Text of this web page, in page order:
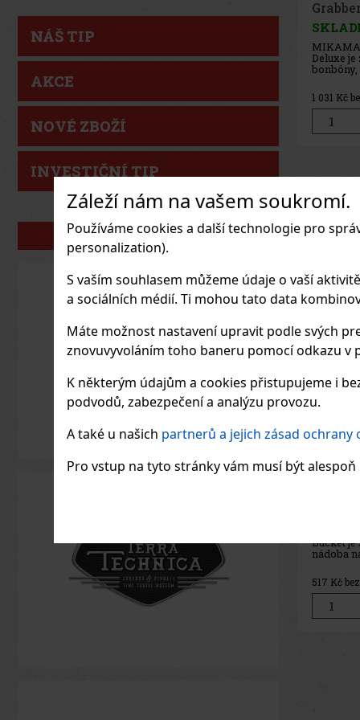
Záleží nám na vašem soukromí.
Používáme cookies a další technologie pro
personalization).
S vaším souhlasem můžeme údaje o vaší
a sociálních médií. Ti mohou tato data
Máte možnost nastavení upravit podle svých
znovuvyvoláním toho baneru pomocí odkazu v
K některým údajům a cookies přistupujeme i
podvodů, zabezpečení a analýzu provozu.
A také u našich partnerů a jejich zásad ochrany
Pro vstup na tyto stránky vám musí být
NÁŠ TIP
AKCE
NOVÉ ZBOŽÍ
INVESTIČNÍ TIP
NAŠE ZNAČKY
Heart
Box je
doplněk,
každou
ručně
krabička
které lze
207 Kč
a
jednom.
funguje
Enter,
měkký
můžete
237Kč